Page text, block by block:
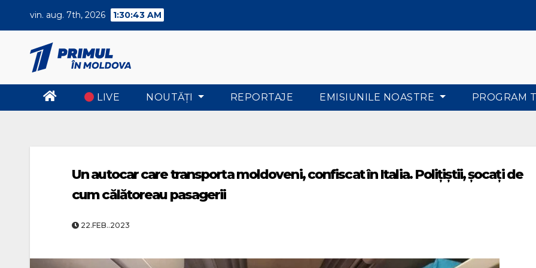
vin. aug. 7th, 2026 1:30:44 AM
LIVE NOUTĂŢI REPORTAJE EMISIUNILE NOASTRE PROGRAM
Un autocar care transporta moldoveni, confiscat în Italia. Polițiștii, șocați de
cum călătoreau pasagerii
22.FEB..2023